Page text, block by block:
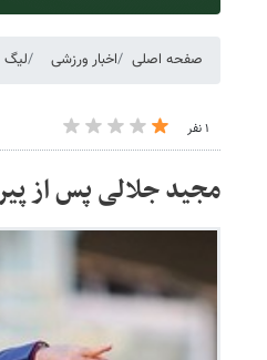
صفحه اصلی اخبار ورزشی لیگ
۱ نفر
مجید جلالی پس از